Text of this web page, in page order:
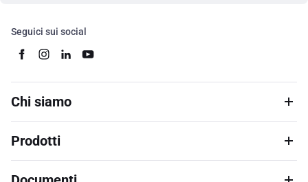
Seguici sui social
Chi siamo
Prodotti